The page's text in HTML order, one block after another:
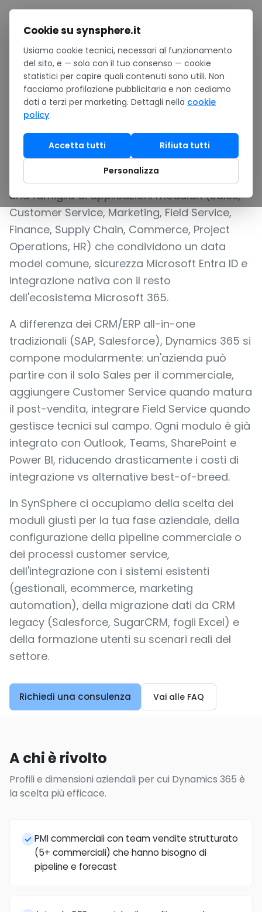
Salta al contenuto
Home / Software Business app & ERP Dynamics 365
CRM ED ERP UNIFICATI PER VENDITE, MARKETING,
CUSTOMER SERVICE E OPERATIONS
Dynamics 365
Microsoft Dynamics 365 è la piattaforma
cloud di Microsoft per CRM ed ERP enterprise:
una famiglia di applicazioni modulari (Sales,
Customer Service, Marketing, Field Service,
Finance, Supply Chain, Commerce, Project
Operations, HR) che condividono un data
model comune, sicurezza Microsoft Entra ID e
integrazione nativa con il resto
dell'ecosistema Microsoft 365.
A differenza dei CRM/ERP all-in-one
tradizionali (SAP, Salesforce), Dynamics 365 si
compone modularmente: un'azienda può
partire con il solo Sales per il commerciale,
aggiungere Customer Service quando matura
il post-vendita, integrare Field Service quando
gestisce tecnici sul campo. Ogni modulo è già
integrato con Outlook, Teams, SharePoint e
Power BI, riducendo drasticamente i costi di
integrazione vs alternative best-of-breed.
In SynSphere ci occupiamo della scelta dei
moduli giusti per la tua fase aziendale, della
configurazione della pipeline commerciale o
dei processi customer service,
dell'integrazione con i sistemi esistenti
(gestionali, ecommerce, marketing
automation), della migrazione dati da CRM
legacy (Salesforce, SugarCRM, fogli Excel) e
della formazione utenti su scenari reali del
settore.
Richiedi una consulenza Vai alle FAQ
A chi è rivolto
Profili e dimensioni aziendali per cui Dynamics 365 è
la scelta più efficace.
PMI commerciali con team vendite strutturato
(5+ commerciali) che hanno bisogno di
pipeline e forecast
Cookie su synsphere.it
Usiamo cookie tecnici, necessari al funzionamento
del sito, e — solo con il tuo consenso — cookie
statistici per capire quali contenuti sono utili. Non
facciamo profilazione pubblicitaria e non cediamo
dati a terzi per marketing. Dettagli nella cookie
policy.
Accetta tutti Rifiuta tutti
Personalizza